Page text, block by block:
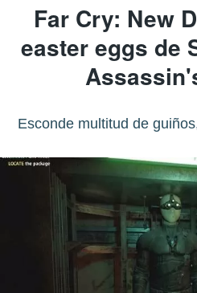
Far Cry: New
easter eggs de
Esconde multitud de